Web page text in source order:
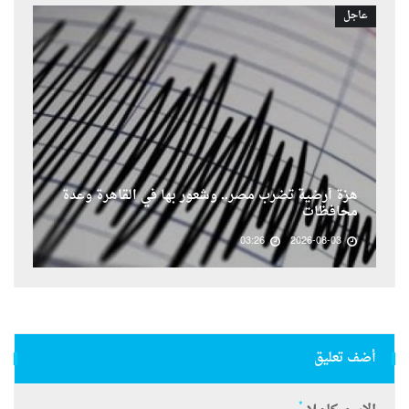
عاجل
هزة أرضية تضرب مصر.. وشعور بها في القاهرة وعدة
محافظات
2026-08-03
03:26
أضف تعليق